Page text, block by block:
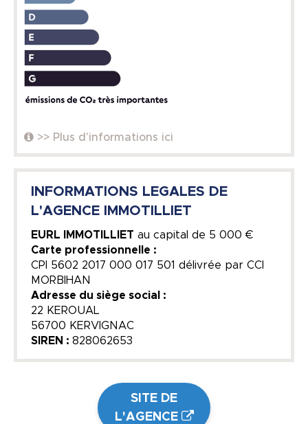
>> Plus d'informations ici
INFORMATIONS LEGALES DE
L'AGENCE IMMOTILLIET
EURL IMMOTILLIET au capital de 5 000 €
Carte professionnelle :
CPI 5602 2017 000 017 501 délivrée par CCI
MORBIHAN
Adresse du siège social :
22 KEROUAL
56700 KERVIGNAC
SIREN : 828062653
SITE DE
L'AGENCE